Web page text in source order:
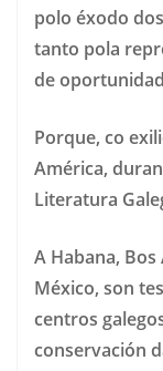
polo éxodo
tanto pola
de
Porque, co
América,
Literatura
A Habana,
México, son
centros
conservación